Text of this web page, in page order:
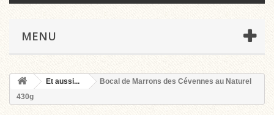
MENU
Et aussi...
Bocal de Marrons des Cévennes au Naturel
430g